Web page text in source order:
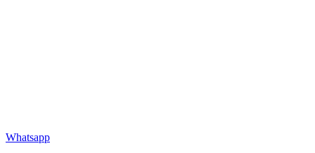
Whatsapp